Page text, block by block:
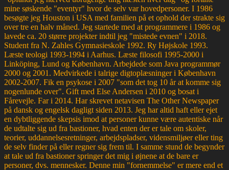
mine søskende "eventyr" hvor de selv var hovedpersoner. I 1986
besøgte jeg Houston i USA med familien på et ophold der strakte sig
over tre en halv måned. Jeg startede med at programmere i 1986 og
lavede ca. 20 større projekter indtil jeg "mistede evnen" i 2018.
Student fra N. Zahles Gymnasieskole 1992. Ry Højskole 1993.
Læste teologi 1993-1994 i Aarhus. Læste filosofi 1995-2000 i
Linköping, Lund og København. Arbejdede som Java programmør
2000 og 2001. Medvirkede i talrige digtoplæsninger i København
2002-2007. Fik en psykose i 2007 "som det tog 10 år at komme sig
nogenlunde over". Gift med Else Andersen i 2010 og bosat i
Fårevejle. Far i 2014. Har skrevet netavisen The Other Newspaper
på dansk og engelsk dagligt siden 2013. Jeg har altid haft eller ejet
en dybtliggende skepsis imod at personer kunne være autentiske når
de udtalte sig ud fra bastioner, hvad enten der er tale om skoler,
teorier, uddannelsesretninger, arbejdspladser, vidensmiljøer eller ting
de selv finder på eller regner sig frem til. I samme stund de begynder
at tale ud fra bastioner springer det mig i øjnene at de bare er
personer, dvs. mennesker. Denne min "fornemmelse" er mere end et